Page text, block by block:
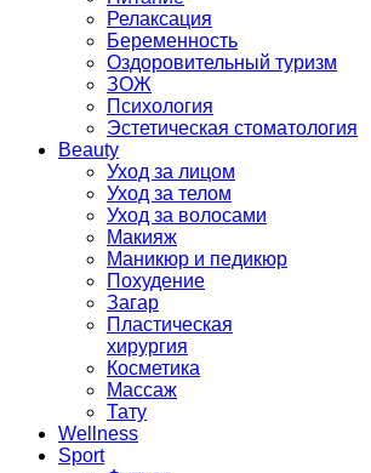
Релаксация
Беременность
Оздоровительный туризм
ЗОЖ
Психология
Эстетическая стоматология
Beauty
Уход за лицом
Уход за телом
Уход за волосами
Макияж
Маникюр и педикюр
Похудение
Загар
Пластическая
хирургия
Косметика
Массаж
Тату
Wellness
Sport